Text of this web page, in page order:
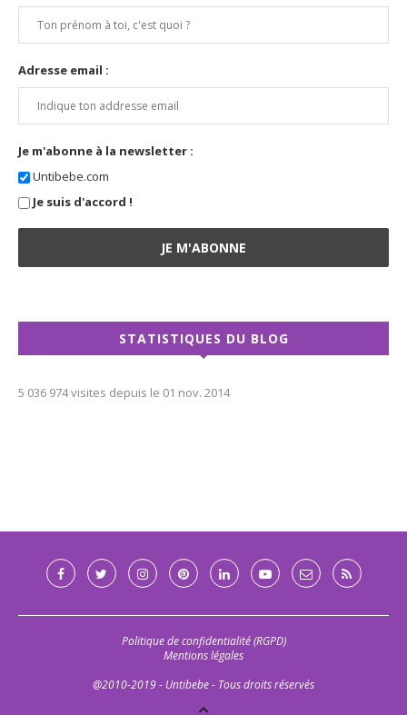
Adresse email :
Je m'abonne à la newsletter :
Untibebe.com
Je suis d'accord !
STATISTIQUES DU BLOG
5 036 974 visites depuis le 01 nov. 2014
Politique de confidentialité (RGPD)
Mentions légales
@2010-2019 - Untibebe - Tous droits réservés